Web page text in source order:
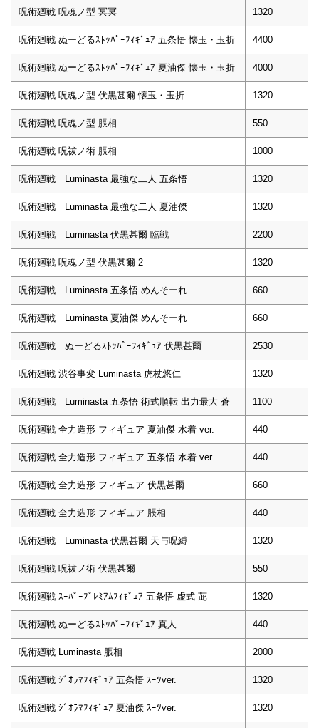
呪術廻戦 呪魂ノ型 冥冥 1320
呪術廻戦 ぬーどるｽﾄｯﾊﾟｰﾌｨｷﾞｭｱ 五条悟 懐玉・玉折 4400
呪術廻戦 ぬーどるｽﾄｯﾊﾟｰﾌｨｷﾞｭｱ 夏油傑 懐玉・玉折 4000
呪術廻戦 呪魂ノ型 伏黒甚爾 懐玉・玉折 1320
呪術廻戦 呪魂ノ型 脹相 550
呪術廻戦 呪祓ノ術 脹相 1000
呪術廻戦 Luminasta 最強な二人 五条悟 1320
呪術廻戦 Luminasta 最強な二人 夏油傑 1320
呪術廻戦 Luminasta 伏黒甚爾 臨戦 2200
呪術廻戦 呪魂ノ型 伏黒甚爾 2 1320
呪術廻戦 Luminasta 五条悟 めんそーれ 660
呪術廻戦 Luminasta 夏油傑 めんそーれ 660
呪術廻戦 ぬーどるｽﾄｯﾊﾟｰﾌｨｷﾞｭｱ 伏黒甚爾 2530
呪術廻戦 渋谷事変 Luminasta 虎杖悠仁 1320
呪術廻戦 Luminasta 五条悟 術式順転 出力最大 蒼 1100
呪術廻戦 全力造形 フィギュア 夏油傑 水着 ver. 440
呪術廻戦 全力造形 フィギュア 五条悟 水着 ver. 440
呪術廻戦 全力造形 フィギュア 伏黒甚爾 660
呪術廻戦 全力造形 フィギュア 脹相 440
呪術廻戦 Luminasta 伏黒甚爾 天与呪縛 1320
呪術廻戦 呪祓ノ術 伏黒甚爾 550
呪術廻戦 ｽｰﾊﾟｰﾌﾟﾚﾐｱﾑﾌｨｷﾞｭｱ 五条悟 虚式 茈 1320
呪術廻戦 ぬーどるｽﾄｯﾊﾟｰﾌｨｷﾞｭｱ 真人 440
呪術廻戦 Luminasta 脹相 2000
呪術廻戦 ｼﾞｵﾗﾏﾌｨｷﾞｭｱ 五条悟 ｽｰﾂver. 1320
呪術廻戦 ｼﾞｵﾗﾏﾌｨｷﾞｭｱ 夏油傑 ｽｰﾂver. 1320